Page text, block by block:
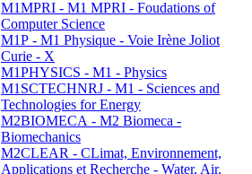
M1MPRI - M1 MPRI - Foudations of
Computer Science
M1P - M1 Physique - Voie Irène Joliot
Curie - X
M1PHYSICS - M1 - Physics
M1SCTECHNRJ - M1 - Sciences and
Technologies for Energy
M2BIOMECA - M2 Biomeca -
Biomechanics
M2CLEAR - CLimat, Environnement,
Applications et Recherche - Water, Air,